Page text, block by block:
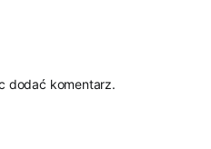
dodać komentarz.